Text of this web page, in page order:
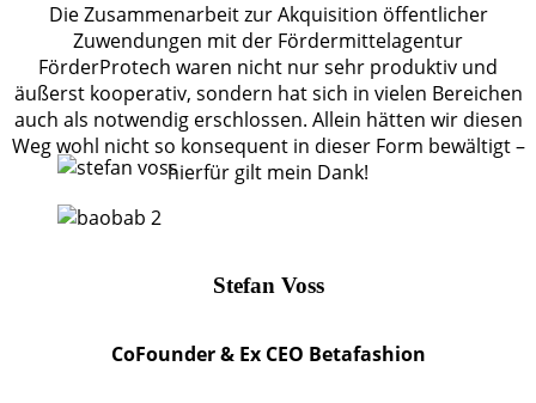
Die Zusammenarbeit zur Akquisition öffentlicher
Zuwendungen mit der Fördermittelagentur
FörderProtech waren nicht nur sehr produktiv und
äußerst kooperativ, sondern hat sich in vielen Bereichen
auch als notwendig erschlossen. Allein hätten wir diesen
Weg wohl nicht so konsequent in dieser Form bewältigt –
hierfür gilt mein Dank!
Stefan Voss
CoFounder & Ex CEO Betafashion